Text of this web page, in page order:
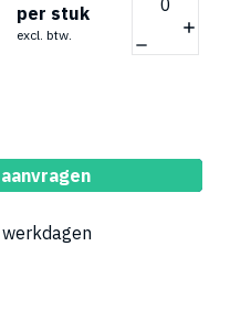
per stuk
excl. btw.
winkelwagen